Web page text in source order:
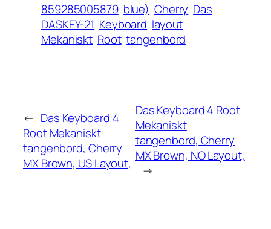
859285005879 blue) Cherry Das
DASKEY-21 Keyboard layout
Mekaniskt Root tangenbord
← Das Keyboard 4
Root Mekaniskt
tangenbord, Cherry
MX Brown, US Layout,
Das Keyboard 4 Root
Mekaniskt
tangenbord, Cherry
MX Brown, NO Layout,
→